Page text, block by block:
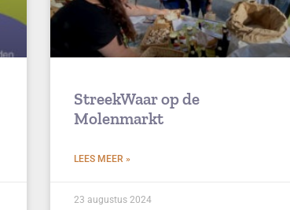
StreekWaar op de
Molenmarkt
LEES MEER »
23 augustus 2024